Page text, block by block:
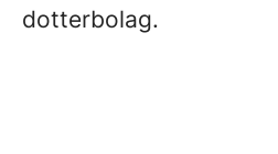
dotterbolag.